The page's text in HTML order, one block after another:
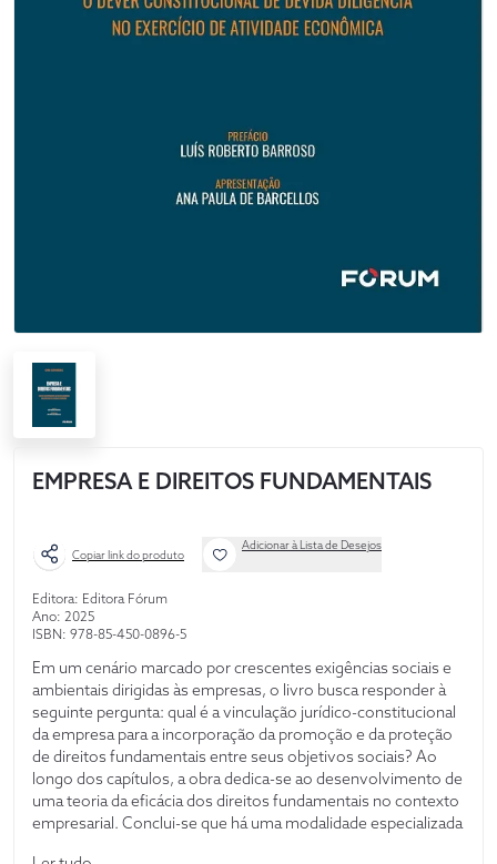
EMPRESA E DIREITOS FUNDAMENTAIS
Copiar link do produto
Adicionar à Lista de Desejos
Editora: Editora Fórum
Ano: 2025
ISBN: 978-85-450-0896-5
Em um cenário marcado por crescentes exigências sociais e
ambientais dirigidas às empresas, o livro busca responder à
seguinte pergunta: qual é a vinculação jurídico-constitucional
da empresa para a incorporação da promoção e da proteção
de direitos fundamentais entre seus objetivos sociais? Ao
longo dos capítulos, a obra dedica-se ao desenvolvimento de
uma teoria da eficácia dos direitos fundamentais no contexto
empresarial. Conclui-se que há uma modalidade especializada